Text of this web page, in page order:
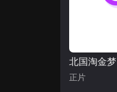
北国淘金梦
正片